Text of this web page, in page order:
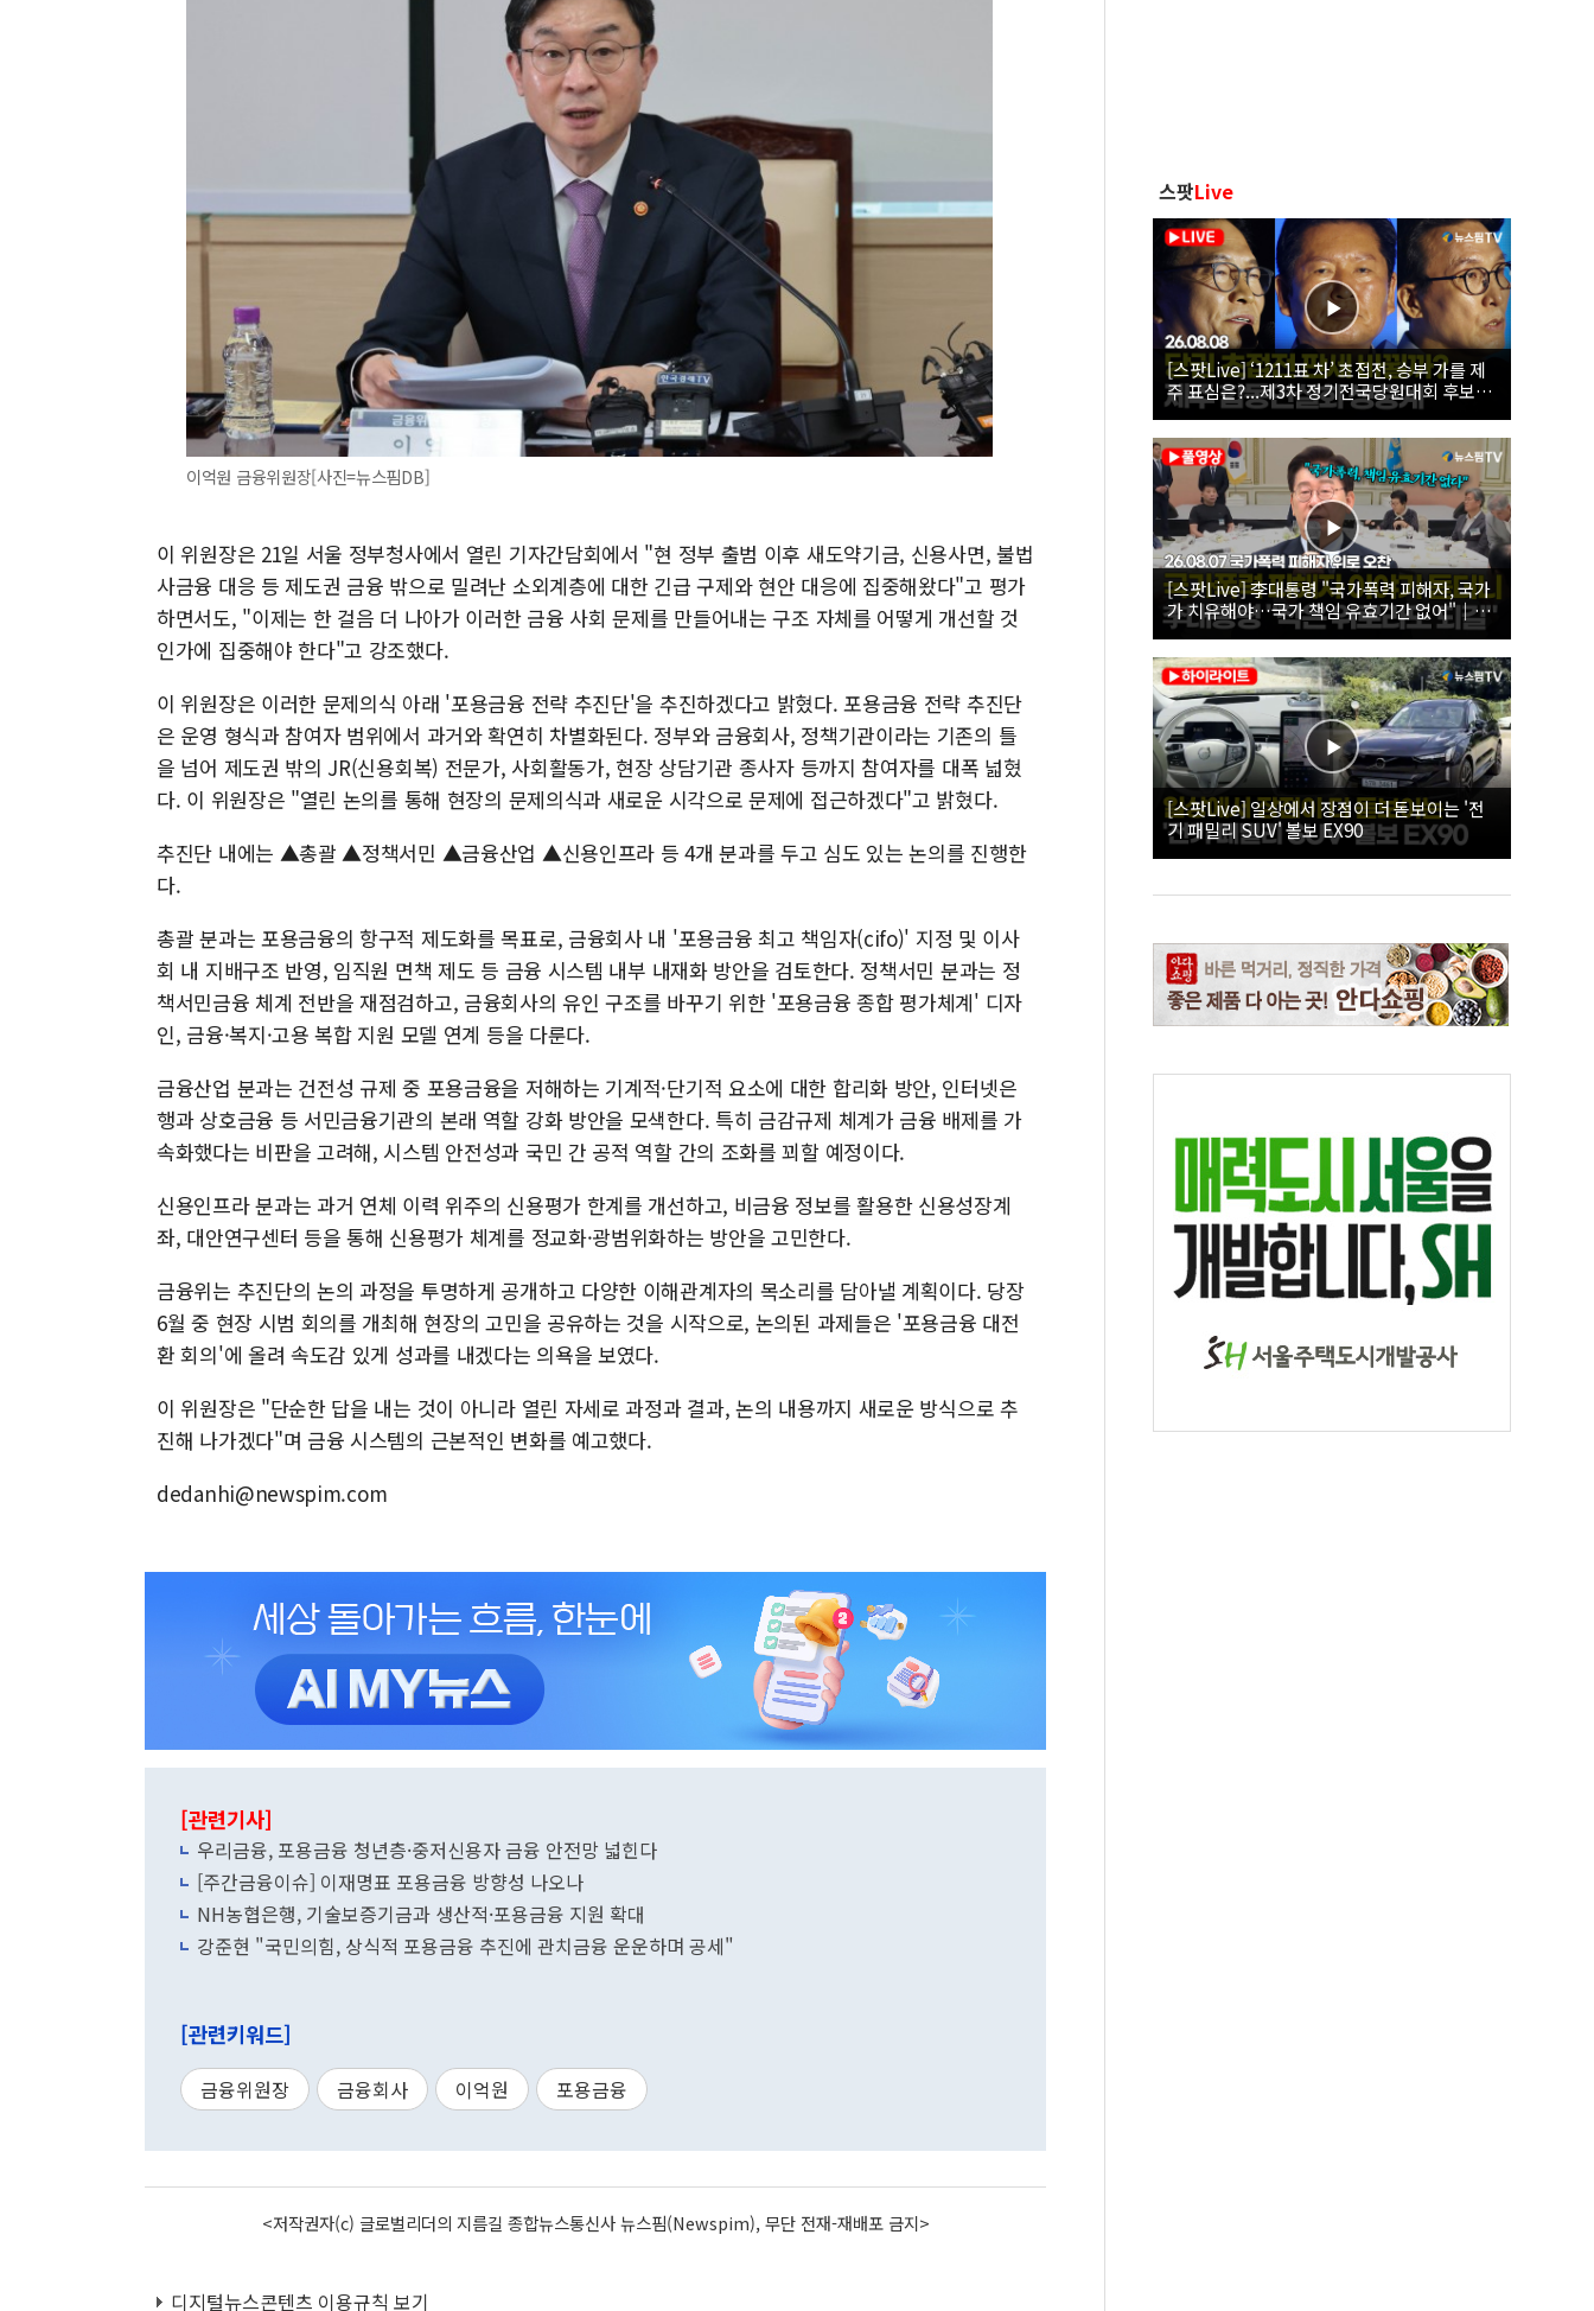
이억원 금융위원장[사진=뉴스핌DB]
이 위원장은 21일 서울 정부청사에서 열린 기자간담회에서 "현 정부 출범 이후 새도약기금, 신용사면, 불법
사금융 대응 등 제도권 금융 밖으로 밀려난 소외계층에 대한 긴급 구제와 현안 대응에 집중해왔다"고 평가
하면서도, "이제는 한 걸음 더 나아가 이러한 금융 사회 문제를 만들어내는 구조 자체를 어떻게 개선할 것
인가에 집중해야 한다"고 강조했다.
이 위원장은 이러한 문제의식 아래 '포용금융 전략 추진단'을 추진하겠다고 밝혔다. 포용금융 전략 추진단
은 운영 형식과 참여자 범위에서 과거와 확연히 차별화된다. 정부와 금융회사, 정책기관이라는 기존의 틀
을 넘어 제도권 밖의 JR(신용회복) 전문가, 사회활동가, 현장 상담기관 종사자 등까지 참여자를 대폭 넓혔
다. 이 위원장은 "열린 논의를 통해 현장의 문제의식과 새로운 시각으로 문제에 접근하겠다"고 밝혔다.
추진단 내에는 ▲총괄 ▲정책서민 ▲금융산업 ▲신용인프라 등 4개 분과를 두고 심도 있는 논의를 진행한
다.
총괄 분과는 포용금융의 항구적 제도화를 목표로, 금융회사 내 '포용금융 최고 책임자(cifo)' 지정 및 이사
회 내 지배구조 반영, 임직원 면책 제도 등 금융 시스템 내부 내재화 방안을 검토한다. 정책서민 분과는 정
책서민금융 체계 전반을 재점검하고, 금융회사의 유인 구조를 바꾸기 위한 '포용금융 종합 평가체계' 디자
인, 금융·복지·고용 복합 지원 모델 연계 등을 다룬다.
금융산업 분과는 건전성 규제 중 포용금융을 저해하는 기계적·단기적 요소에 대한 합리화 방안, 인터넷은
행과 상호금융 등 서민금융기관의 본래 역할 강화 방안을 모색한다. 특히 금감규제 체계가 금융 배제를 가
속화했다는 비판을 고려해, 시스템 안전성과 국민 간 공적 역할 간의 조화를 꾀할 예정이다.
신용인프라 분과는 과거 연체 이력 위주의 신용평가 한계를 개선하고, 비금융 정보를 활용한 신용성장계
좌, 대안연구센터 등을 통해 신용평가 체계를 정교화·광범위화하는 방안을 고민한다.
금융위는 추진단의 논의 과정을 투명하게 공개하고 다양한 이해관계자의 목소리를 담아낼 계획이다. 당장
6월 중 현장 시범 회의를 개최해 현장의 고민을 공유하는 것을 시작으로, 논의된 과제들은 '포용금융 대전
환 회의'에 올려 속도감 있게 성과를 내겠다는 의욕을 보였다.
이 위원장은 "단순한 답을 내는 것이 아니라 열린 자세로 과정과 결과, 논의 내용까지 새로운 방식으로 추
진해 나가겠다"며 금융 시스템의 근본적인 변화를 예고했다.
dedanhi@newspim.com
[관련기사]
우리금융, 포용금융 청년층·중저신용자 금융 안전망 넓힌다
[주간금융이슈] 이재명표 포용금융 방향성 나오나
NH농협은행, 기술보증기금과 생산적·포용금융 지원 확대
강준현 "국민의힘, 상식적 포용금융 추진에 관치금융 운운하며 공세"
[관련키워드]
금융위원장 금융회사 이억원 포용금융
<저작권자(c) 글로벌리더의 지름길 종합뉴스통신사 뉴스핌(Newspim), 무단 전재-재배포 금지>
디지털뉴스콘텐츠 이용규칙 보기
스팟Live
[스팟Live] ‘1211표 차’ 초접전, 승부 가를 제
주 표심은?...제3차 정기전국당원대회 후보자
제주 합동연설회 생중계 | 26.08.08
[스팟Live] 李대통령 "국가폭력 피해자, 국가
가 치유해야…국가 책임 유효기간 없어"｜
26.08.07 국가폭력 피해자 위로 오찬
[스팟Live] 일상에서 장점이 더 돋보이는 '전
기 패밀리 SUV' 볼보 EX90